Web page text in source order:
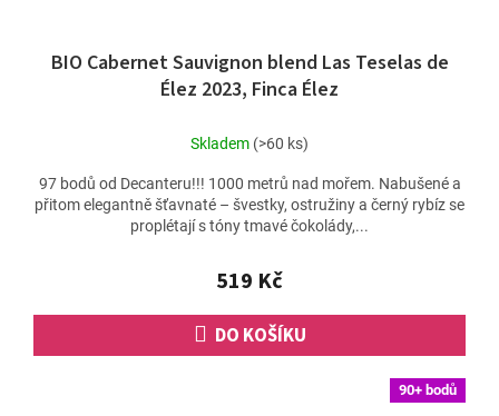
BIO Cabernet Sauvignon blend Las Teselas de
Élez 2023, Finca Élez
Skladem (>60 ks)
519 Kč
DO KOŠÍKU
97 bodů od Decanteru!!! 1000 metrů nad mořem. Nabušené a
přitom elegantně šťavnaté – švestky, ostružiny a černý rybíz se
proplétají s tóny tmavé čokolády,...
90+ bodů